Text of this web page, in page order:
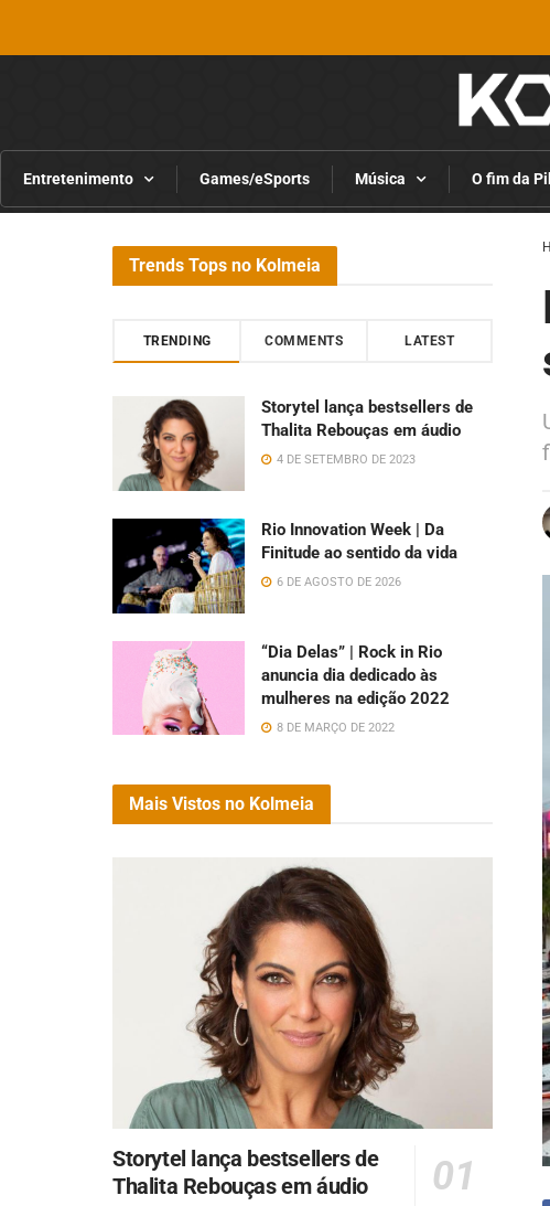
Entretenimento Games/eSports Música O fim da
Trends Tops no Kolmeia
TRENDING COMMENTS LATEST
Storytel lança bestsellers de
Thalita Rebouças em áudio
4 DE SETEMBRO DE 2023
Rio Innovation Week | Da
Finitude ao sentido da vida
6 DE AGOSTO DE 2026
“Dia Delas” | Rock in Rio
anuncia dia dedicado às
mulheres na edição 2022
8 DE MARÇO DE 2022
Mais Vistos no Kolmeia
Storytel lança bestsellers de
Thalita Rebouças em áudio